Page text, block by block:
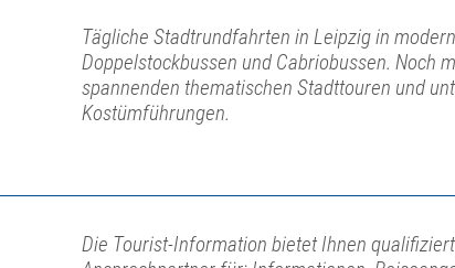
Tägliche Stadtrundfahrten in Leipzig in
Doppelstockbussen und Cabriobussen. Noch
spannenden thematischen Stadttouren und
Kostümführungen.
Die Tourist-Information bietet Ihnen